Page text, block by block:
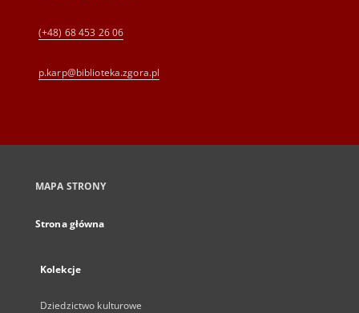
(+48) 68 453 26 06
p.karp@biblioteka.zgora.pl
MAPA STRONY
Strona główna
Kolekcje
Dziedzictwo kulturowe